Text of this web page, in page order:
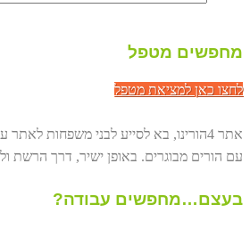
מחפשים מטפל
לחצו כאן למציאת מטפל
אתר 4הורינו, בא לסייע לבני משפחות
עם הורים מבוגרים. באופן ישיר, דרך הרשת
בעצם…מחפשים עבודה?